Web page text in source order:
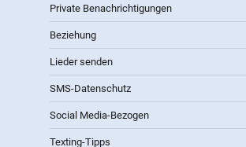
Private Benachrichtigungen
Beziehung
Lieder senden
SMS-Datenschutz
Social Media-Bezogen
Texting-Tipps